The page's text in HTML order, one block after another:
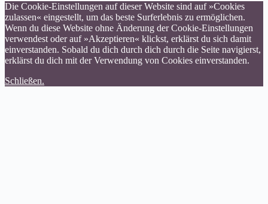
Die Cookie-Einstellungen auf dieser Website sind auf »Cookies
zulassen« eingestellt, um das beste Surferlebnis zu ermöglichen.
Wenn du diese Website ohne Änderung der Cookie-Einstellungen
verwendest oder auf »Akzeptieren« klickst, erklärst du sich damit
einverstanden. Sobald du dich durch dich durch die Seite navigierst,
erklärst du dich mit der Verwendung von Cookies einverstanden.
Schließen.